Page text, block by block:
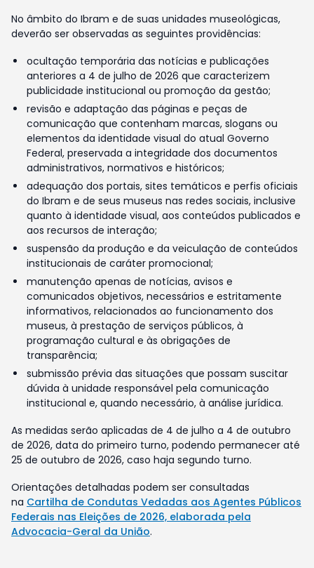
No âmbito do Ibram e de suas unidades museológicas,
deverão ser observadas as seguintes providências:
ocultação temporária das notícias e publicações
anteriores a 4 de julho de 2026 que caracterizem
publicidade institucional ou promoção da gestão;
revisão e adaptação das páginas e peças de
comunicação que contenham marcas, slogans ou
elementos da identidade visual do atual Governo
Federal, preservada a integridade dos documentos
administrativos, normativos e históricos;
adequação dos portais, sites temáticos e perfis oficiais
do Ibram e de seus museus nas redes sociais, inclusive
quanto à identidade visual, aos conteúdos publicados e
aos recursos de interação;
suspensão da produção e da veiculação de conteúdos
institucionais de caráter promocional;
manutenção apenas de notícias, avisos e
comunicados objetivos, necessários e estritamente
informativos, relacionados ao funcionamento dos
museus, à prestação de serviços públicos, à
programação cultural e às obrigações de
transparência;
submissão prévia das situações que possam suscitar
dúvida à unidade responsável pela comunicação
institucional e, quando necessário, à análise jurídica.
As medidas serão aplicadas de 4 de julho a 4 de outubro
de 2026, data do primeiro turno, podendo permanecer até
25 de outubro de 2026, caso haja segundo turno.
Orientações detalhadas podem ser consultadas
na Cartilha de Condutas Vedadas aos Agentes Públicos
Federais nas Eleições de 2026, elaborada pela
Advocacia-Geral da União.